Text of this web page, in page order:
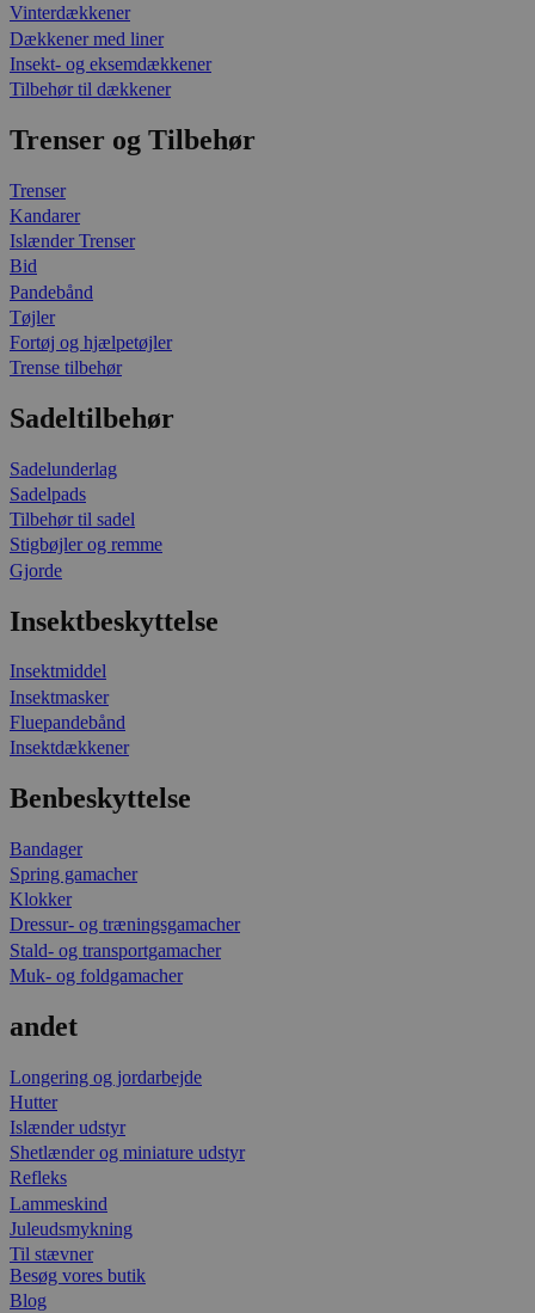
Vinterdækkener
Dækkener med liner
Insekt- og eksemdækkener
Tilbehør til dækkener
Trenser og Tilbehør
Trenser
Kandarer
Islænder Trenser
Bid
Pandebånd
Tøjler
Fortøj og hjælpetøjler
Trense tilbehør
Sadeltilbehør
Sadelunderlag
Sadelpads
Tilbehør til sadel
Stigbøjler og remme
Gjorde
Insektbeskyttelse
Insektmiddel
Insektmasker
Fluepandebånd
Insektdækkener
Benbeskyttelse
Bandager
Spring gamacher
Klokker
Dressur- og træningsgamacher
Stald- og transportgamacher
Muk- og foldgamacher
andet
Longering og jordarbejde
Hutter
Islænder udstyr
Shetlænder og miniature udstyr
Refleks
Lammeskind
Juleudsmykning
Til stævner
Besøg vores butik
Blog